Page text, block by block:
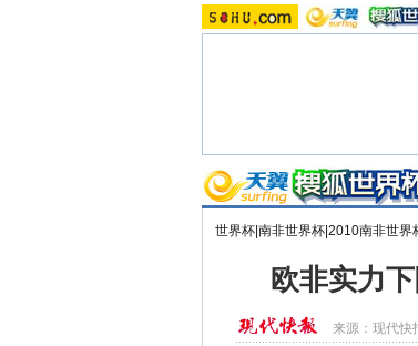
世界杯|南非世界杯|2010南非世界
欧非实力
来源： 现代快